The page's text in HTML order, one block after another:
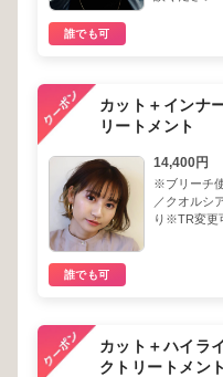
誰でも可
カット＋インナ
リートメント
14,400円
※ブリーチ
／クオルシ
り※TR変更
誰でも可
カット＋ハイラ
クトリートメント